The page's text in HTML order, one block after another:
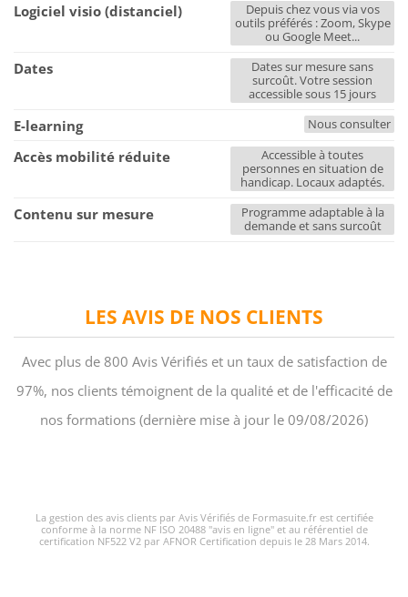
LES AVIS DE NOS CLIENTS
Avec plus de 800 Avis Vérifiés et un taux de satisfaction de
97%, nos clients témoignent de la qualité et de l'efficacité de
nos formations (dernière mise à jour le 09/08/2026)
La gestion des avis clients par Avis Vérifiés de Formasuite.fr est certifiée
conforme à la norme NF ISO 20488 "avis en ligne" et au référentiel de
certification NF522 V2 par AFNOR Certification depuis le 28 Mars 2014.
Logiciel visio (distanciel)
Depuis chez vous via vos
outils préférés : Zoom, Skype
ou Google Meet...
Dates
Dates sur mesure sans
surcoût. Votre session
accessible sous 15 jours
E-learning Nous consulter
Accès mobilité réduite
Accessible à toutes
personnes en situation de
handicap. Locaux adaptés.
Contenu sur mesure
Programme adaptable à la
demande et sans surcoût